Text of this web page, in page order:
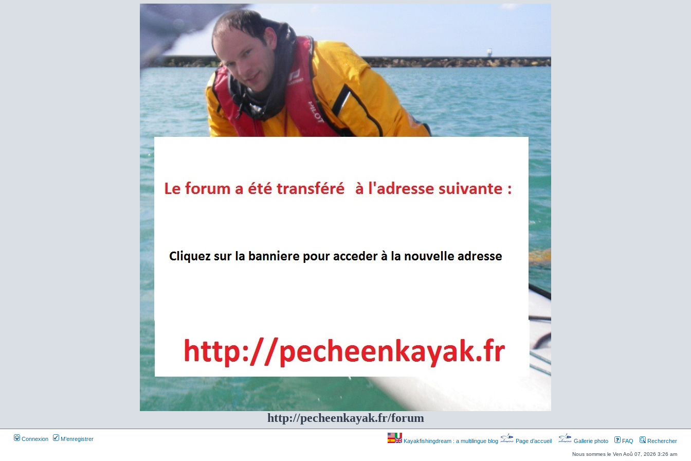
http://pecheenkayak.fr/forum
Connexion M’enregistrer Kayakfishingdream : a multilingue blog Page d’accueil Gallerie photo FAQ Rechercher
Nous sommes le Ven Aoû 07, 2026 3:26 am